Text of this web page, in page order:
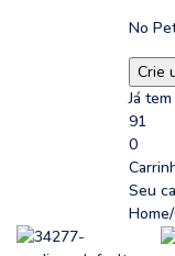
No
Já
91
0
Seu
Home/